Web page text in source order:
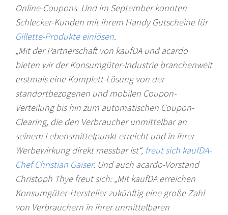
Online-Coupons. Und im September konnten
Schlecker-Kunden mit ihrem Handy Gutscheine für
Gillette-Produkte einlösen.
„Mit der Partnerschaft von kaufDA und acardo
bieten wir der Konsumgüter-Industrie branchenweit
erstmals eine Komplett-Lösung von der
standortbezogenen und mobilen Coupon-
Verteilung bis hin zum automatischen Coupon-
Clearing, die den Verbraucher unmittelbar an
seinem Lebensmittelpunkt erreicht und in ihrer
Werbewirkung direkt messbar ist“, freut sich kaufDA-
Chef Christian Gaiser. Und auch acardo-Vorstand
Christoph Thye freut sich: „Mit kaufDA erreichen
Konsumgüter-Hersteller zukünftig eine große Zahl
von Verbrauchern in ihrer unmittelbaren